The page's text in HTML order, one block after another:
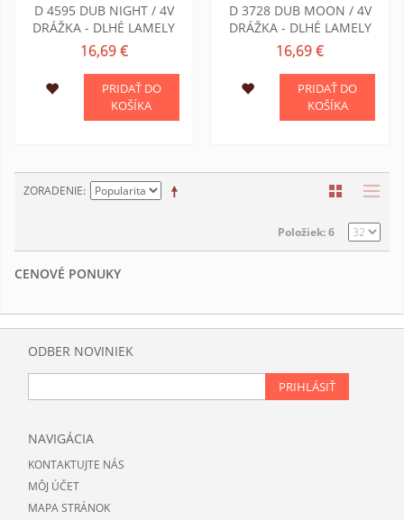
D 4595 DUB NIGHT / 4V
DRÁŽKA - DLHÉ LAMELY
16,69 €
PRIDAŤ DO
KOŠÍKA
D 3728 DUB MOON / 4V
DRÁŽKA - DLHÉ LAMELY
16,69 €
PRIDAŤ DO
KOŠÍKA
ZORADENIE
Položiek: 6
CENOVÉ PONUKY
ODBER NOVINIEK
PRIHLÁSIŤ
NAVIGÁCIA
KONTAKTUJTE NÁS
MÔJ ÚČET
MAPA STRÁNOK